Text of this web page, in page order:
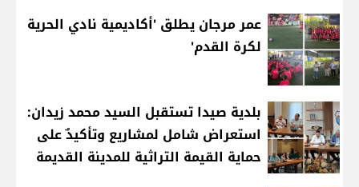
عمر مرجان يطلق 'أكاديمية نادي الحرية
لكرة القدم'
بلدية صيدا تستقبل السيد محمد زيدان:
استعراض شامل لمشاريع وتأكيدٌ على
حماية القيمة التراثية للمدينة القديمة